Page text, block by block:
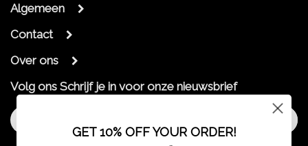
Algemeen
Contact
Over ons
Volg ons Schrijf je in voor onze nieuwsbrief
GET 10% OFF YOUR ORDER!